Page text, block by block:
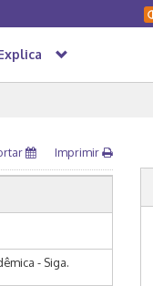
Imprimir
- Siga.